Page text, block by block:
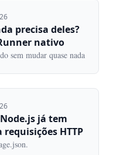
precisa deles?
nativo
sem mudar quase nada
já tem
HTTP